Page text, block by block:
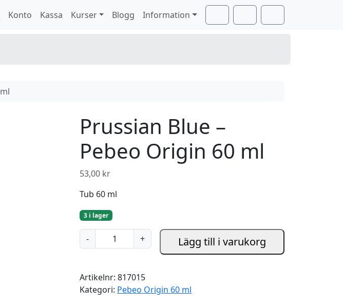
Konto Kassa Kurser Blogg
Information
SearchAccountCart
Prussian Blue –
Pebeo Origin 60 ml
53,00 kr
Tub 60 ml
3 i lager
-
r
s
s
i
+ Lägg till i varukorg
Artikelnr:817015
Kategori: Pebeo Origin 60 ml